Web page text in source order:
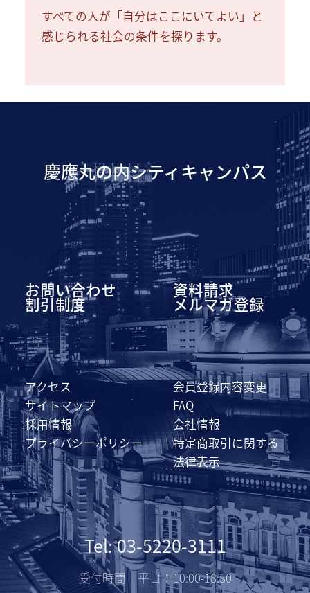
すべての人が「自分はここにいてよい」と
感じられる社会の条件を探ります。
慶應丸の内シティキャンパス
お問い合わせ 資料請求
割引制度 メルマガ登録
アクセス
会員登録内容変更
サイトマップ
FAQ
採用情報
会社情報
プライバシーポリシー
特定商取引に関する
法律表示
Tel: 03-5220-3111
受付時間 平日：10:00-18:30